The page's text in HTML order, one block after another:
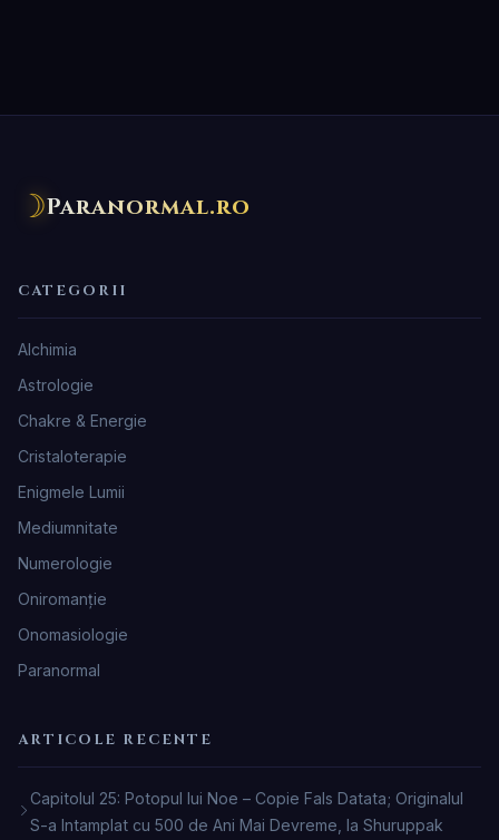
☽Paranormal.ro
CATEGORII
Alchimia
Astrologie
Chakre & Energie
Cristaloterapie
Enigmele Lumii
Mediumnitate
Numerologie
Oniromanţie
Onomasiologie
Paranormal
ARTICOLE RECENTE
Capitolul 25: Potopul lui Noe – Copie Fals Datata; Originalul
S-a Intamplat cu 500 de Ani Mai Devreme, la Shuruppak